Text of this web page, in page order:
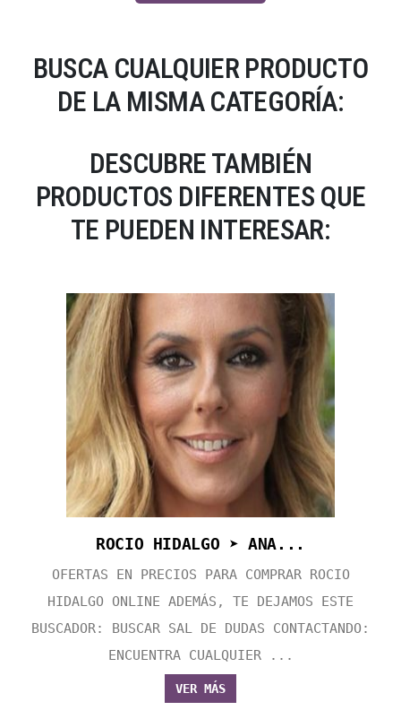
BUSCA CUALQUIER PRODUCTO
DE LA MISMA CATEGORÍA:
DESCUBRE TAMBIÉN
PRODUCTOS DIFERENTES QUE
TE PUEDEN INTERESAR:
ROCIO HIDALGO ➤ ANA...
OFERTAS EN PRECIOS PARA COMPRAR ROCIO
HIDALGO ONLINE ADEMÁS, TE DEJAMOS ESTE
BUSCADOR: BUSCAR SAL DE DUDAS CONTACTANDO:
ENCUENTRA CUALQUIER ...
VER MÁS